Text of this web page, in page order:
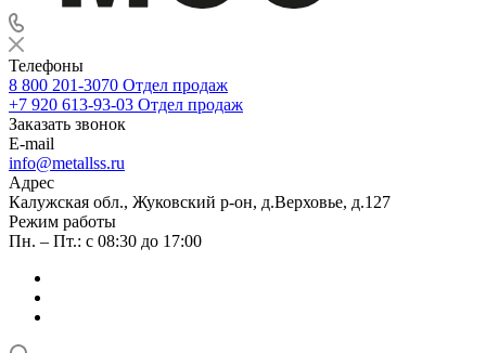
Телефоны
8 800 201-3070 Отдел продаж
+7 920 613-93-03 Отдел продаж
Заказать звонок
E-mail
info@metallss.ru
Адрес
Калужская обл., Жуковский р-он, д.Верховье, д.127
Режим работы
Пн. – Пт.: с 08:30 до 17:00